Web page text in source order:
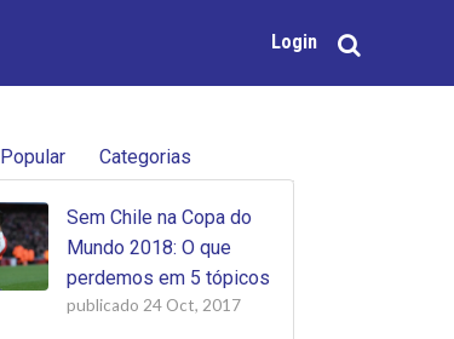
Login
Popular Categorias
Sem Chile na Copa do
Mundo 2018: O que
perdemos em 5 tópicos
publicado 24 Oct, 2017